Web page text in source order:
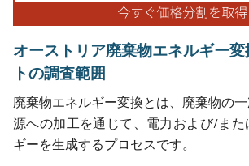
オーストリア廃棄物エネルギー
トの調査範囲
廃棄物エネルギー変換とは、廃棄物の
源への加工を通じて、電力および/ま
ギーを生成するプロセスです。